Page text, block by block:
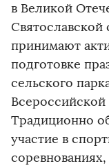
в Великой
принимают
подготовке
сельского
Традиционно
участие в